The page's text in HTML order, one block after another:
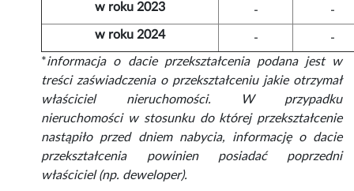
w roku 2023
-
-
w roku 2024
-
-
*informacja o dacie przekształcenia podana jest w
treści zaświadczenia o przekształceniu jakie otrzymał
właściciel nieruchomości. W przypadku
nieruchomości w stosunku do której przekształcenie
nastąpiło przed dniem nabycia, informację o dacie
przekształcenia powinien posiadać poprzedni
właściciel (np. deweloper).